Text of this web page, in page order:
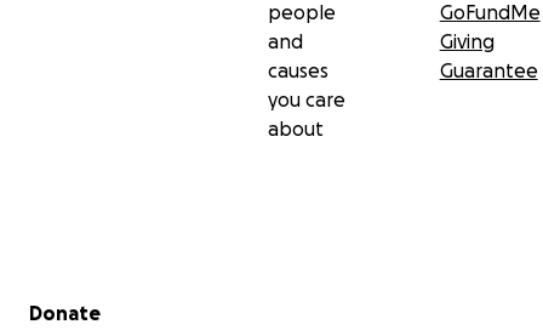
people
and
causes
you care
about
GoFundMe
Giving
Guarantee
Secondary menu
Donate